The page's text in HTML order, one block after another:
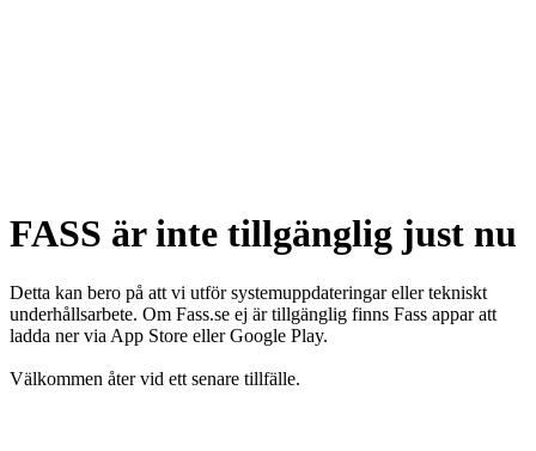
FASS är inte tillgänglig just nu
Detta kan bero på att vi utför systemuppdateringar eller tekniskt
underhållsarbete. Om Fass.se ej är tillgänglig finns Fass appar att
ladda ner via App Store eller Google Play.
Välkommen åter vid ett senare tillfälle.